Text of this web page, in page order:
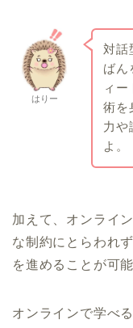
はりー
対話
ばん
ィ
術を
力や
よ。
加えて、オンライ
な制約にとらわれ
を進めることが可能
オンラインで学べ